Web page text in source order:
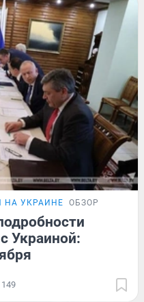
НА УКРАИНЕ ОБЗОР
Украиной:
149